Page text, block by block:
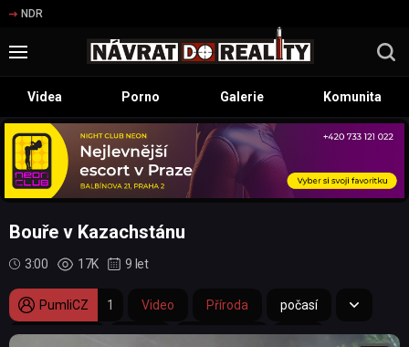
NDR
Videa Porno Galerie Komunita
Bouře v Kazachstánu
3:00 17K 9 let
PumliCZ 1 Video Příroda počasí
Kazachstán bouře apokalypsa tma